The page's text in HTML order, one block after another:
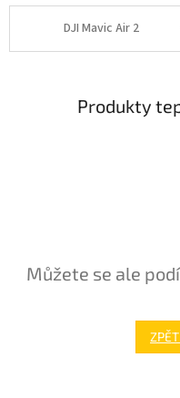
DJI Mavic Air 2
Produkty
Můžete se ale